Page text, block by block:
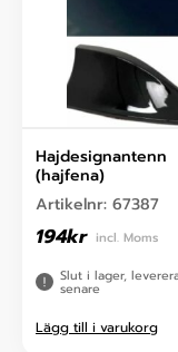
Hajdesignantenn
(hajfena)
Artikelnr: 67387
194kr incl. Moms
Slut i lager,
senare
Lägg till i varukorg